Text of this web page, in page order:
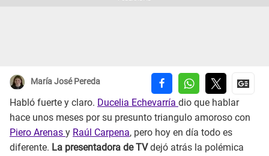
María José Pereda
Habló fuerte y claro. Ducelia Echevarría dio que hablar
hace unos meses por su presunto triangulo amoroso con
Piero Arenas y Raúl Carpena, pero hoy en día todo es
diferente. La presentadora de TVdejó atrás la polémica